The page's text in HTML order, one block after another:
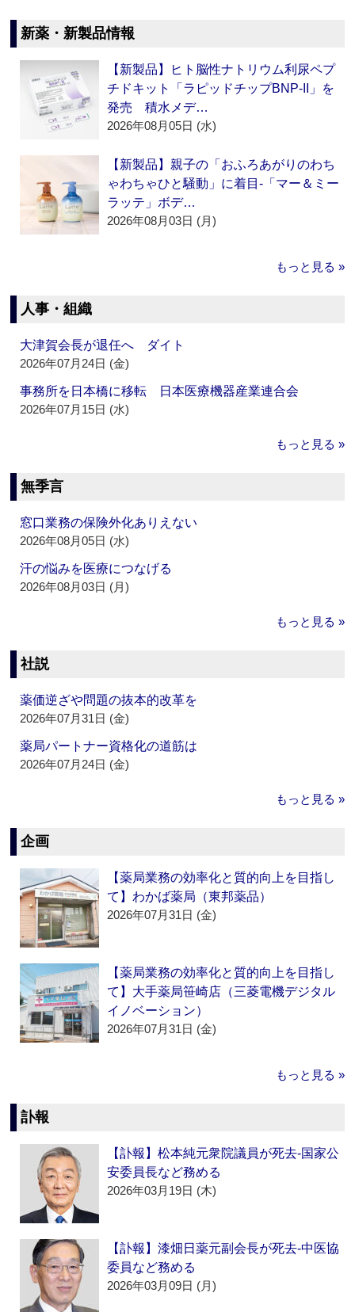
新薬・新製品情報
【新製品】ヒト脳性ナトリウム利尿ペプ
チドキット「ラピッドチップBNP-II」を
発売 積水メデ…
2026年08月05日 (水)
【新製品】親子の「おふろあがりのわち
ゃわちゃひと騒動」に着目‐「マー＆ミー
ラッテ」ボデ…
2026年08月03日 (月)
もっと見る »
人事・組織
大津賀会長が退任へ ダイト
2026年07月24日 (金)
事務所を日本橋に移転 日本医療機器産業連合会
2026年07月15日 (水)
もっと見る »
無季言
窓口業務の保険外化ありえない
2026年08月05日 (水)
汗の悩みを医療につなげる
2026年08月03日 (月)
もっと見る »
社説
薬価逆ざや問題の抜本的改革を
2026年07月31日 (金)
薬局パートナー資格化の道筋は
2026年07月24日 (金)
もっと見る »
企画
【薬局業務の効率化と質的向上を目指し
て】わかば薬局（東邦薬品）
2026年07月31日 (金)
【薬局業務の効率化と質的向上を目指し
て】大手薬局笹崎店（三菱電機デジタル
イノベーション）
2026年07月31日 (金)
もっと見る »
訃報
【訃報】松本純元衆院議員が死去‐国家公
安委員長など務める
2026年03月19日 (木)
【訃報】漆畑日薬元副会長が死去‐中医協
委員など務める
2026年03月09日 (月)